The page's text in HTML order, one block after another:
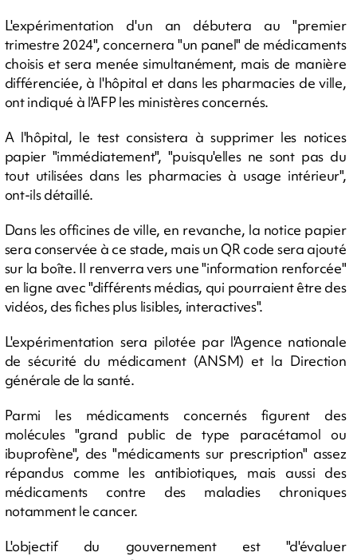
L'expérimentation d'un an débutera au "premier
trimestre 2024", concernera "un panel" de médicaments
choisis et sera menée simultanément, mais de manière
différenciée, à l'hôpital et dans les pharmacies de ville,
ont indiqué à l'AFP les ministères concernés.
A l'hôpital, le test consistera à supprimer les notices
papier "immédiatement", "puisqu'elles ne sont pas du
tout utilisées dans les pharmacies à usage intérieur",
ont-ils détaillé.
Dans les officines de ville, en revanche, la notice papier
sera conservée à ce stade, mais un QR code sera ajouté
sur la boîte. Il renverra vers une "information renforcée"
en ligne avec "différents médias, qui pourraient être des
vidéos, des fiches plus lisibles, interactives".
L'expérimentation sera pilotée par l'Agence nationale
de sécurité du médicament (ANSM) et la Direction
générale de la santé.
Parmi les médicaments concernés figurent des
molécules "grand public de type paracétamol ou
ibuprofène", des "médicaments sur prescription" assez
répandus comme les antibiotiques, mais aussi des
médicaments contre des maladies chroniques
notamment le cancer.
L'objectif du gouvernement est "d'évaluer